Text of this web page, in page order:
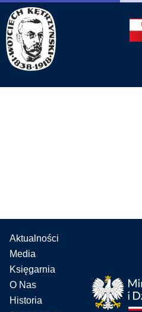
Aktualności
Media
Księgarnia
O Nas
Historia